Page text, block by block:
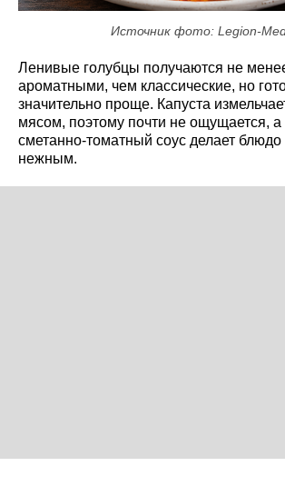
Источник фото: Legion-
Ленивые голубцы получаются не
ароматными, чем классические, но
значительно проще. Капуста
мясом, поэтому почти не ощущается, а
сметанно-томатный соус делает
нежным.